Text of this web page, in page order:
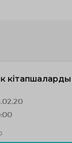
кітапшаларды